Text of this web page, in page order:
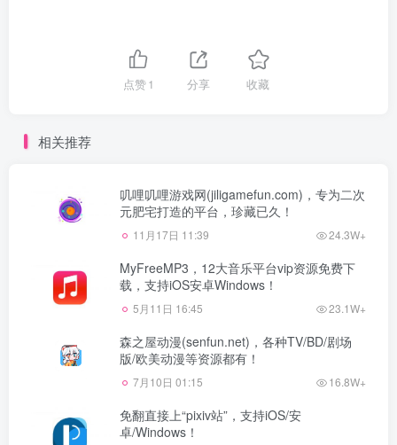
点赞1 分享 收藏
相关推荐
叽哩叽哩游戏网(jiligamefun.com)，专为二次
元肥宅打造的平台，珍藏已久！
11月17日 11:39 24.3W+
MyFreeMP3，12大音乐平台vip资源免费下
载，支持iOS安卓Windows！
5月11日 16:45 23.1W+
森之屋动漫(senfun.net)，各种TV/BD/剧场
版/欧美动漫等资源都有！
7月10日 01:15 16.8W+
免翻直接上“pixiv站”，支持iOS/安
卓/Windows！